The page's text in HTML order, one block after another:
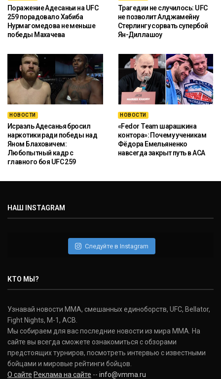
Поражение Адесаньи на UFC
259 порадовало Хабиба
Нурмагомедова не меньше
победы Махачева
Трагедии не случилось: UFC
не позволит Алджамейну
Стерлингу сорвать супербой
Ян-Диллашоу
НОВОСТИ
Исраэль Адесанья бросил
наркотики ради победы над
Яном Блаховичем:
Любопытный кадр с
главного боя UFC 259
НОВОСТИ
«Fedor Team шарашкина
контора»: Почему ученикам
Фёдора Емельяненко
навсегда закрыт путь в ACA
НАШ INSTAGRAM
Следуйте в Instagram
КТО МЫ?
Узнавай новости ММА, смешанных единоборств, UFC, Bellator,
Fight Nights, M-1, ACB.
Мы собираем для вас последние новости из мира ММА. На
сайте вы всегда сможете ознакомиться с обзорами
предстоящих турниров, посмотреть интервью с известными
бойцами и мировые рейтинги бойцов.
О сайте Реклама на сайте -- info@vmma.ru